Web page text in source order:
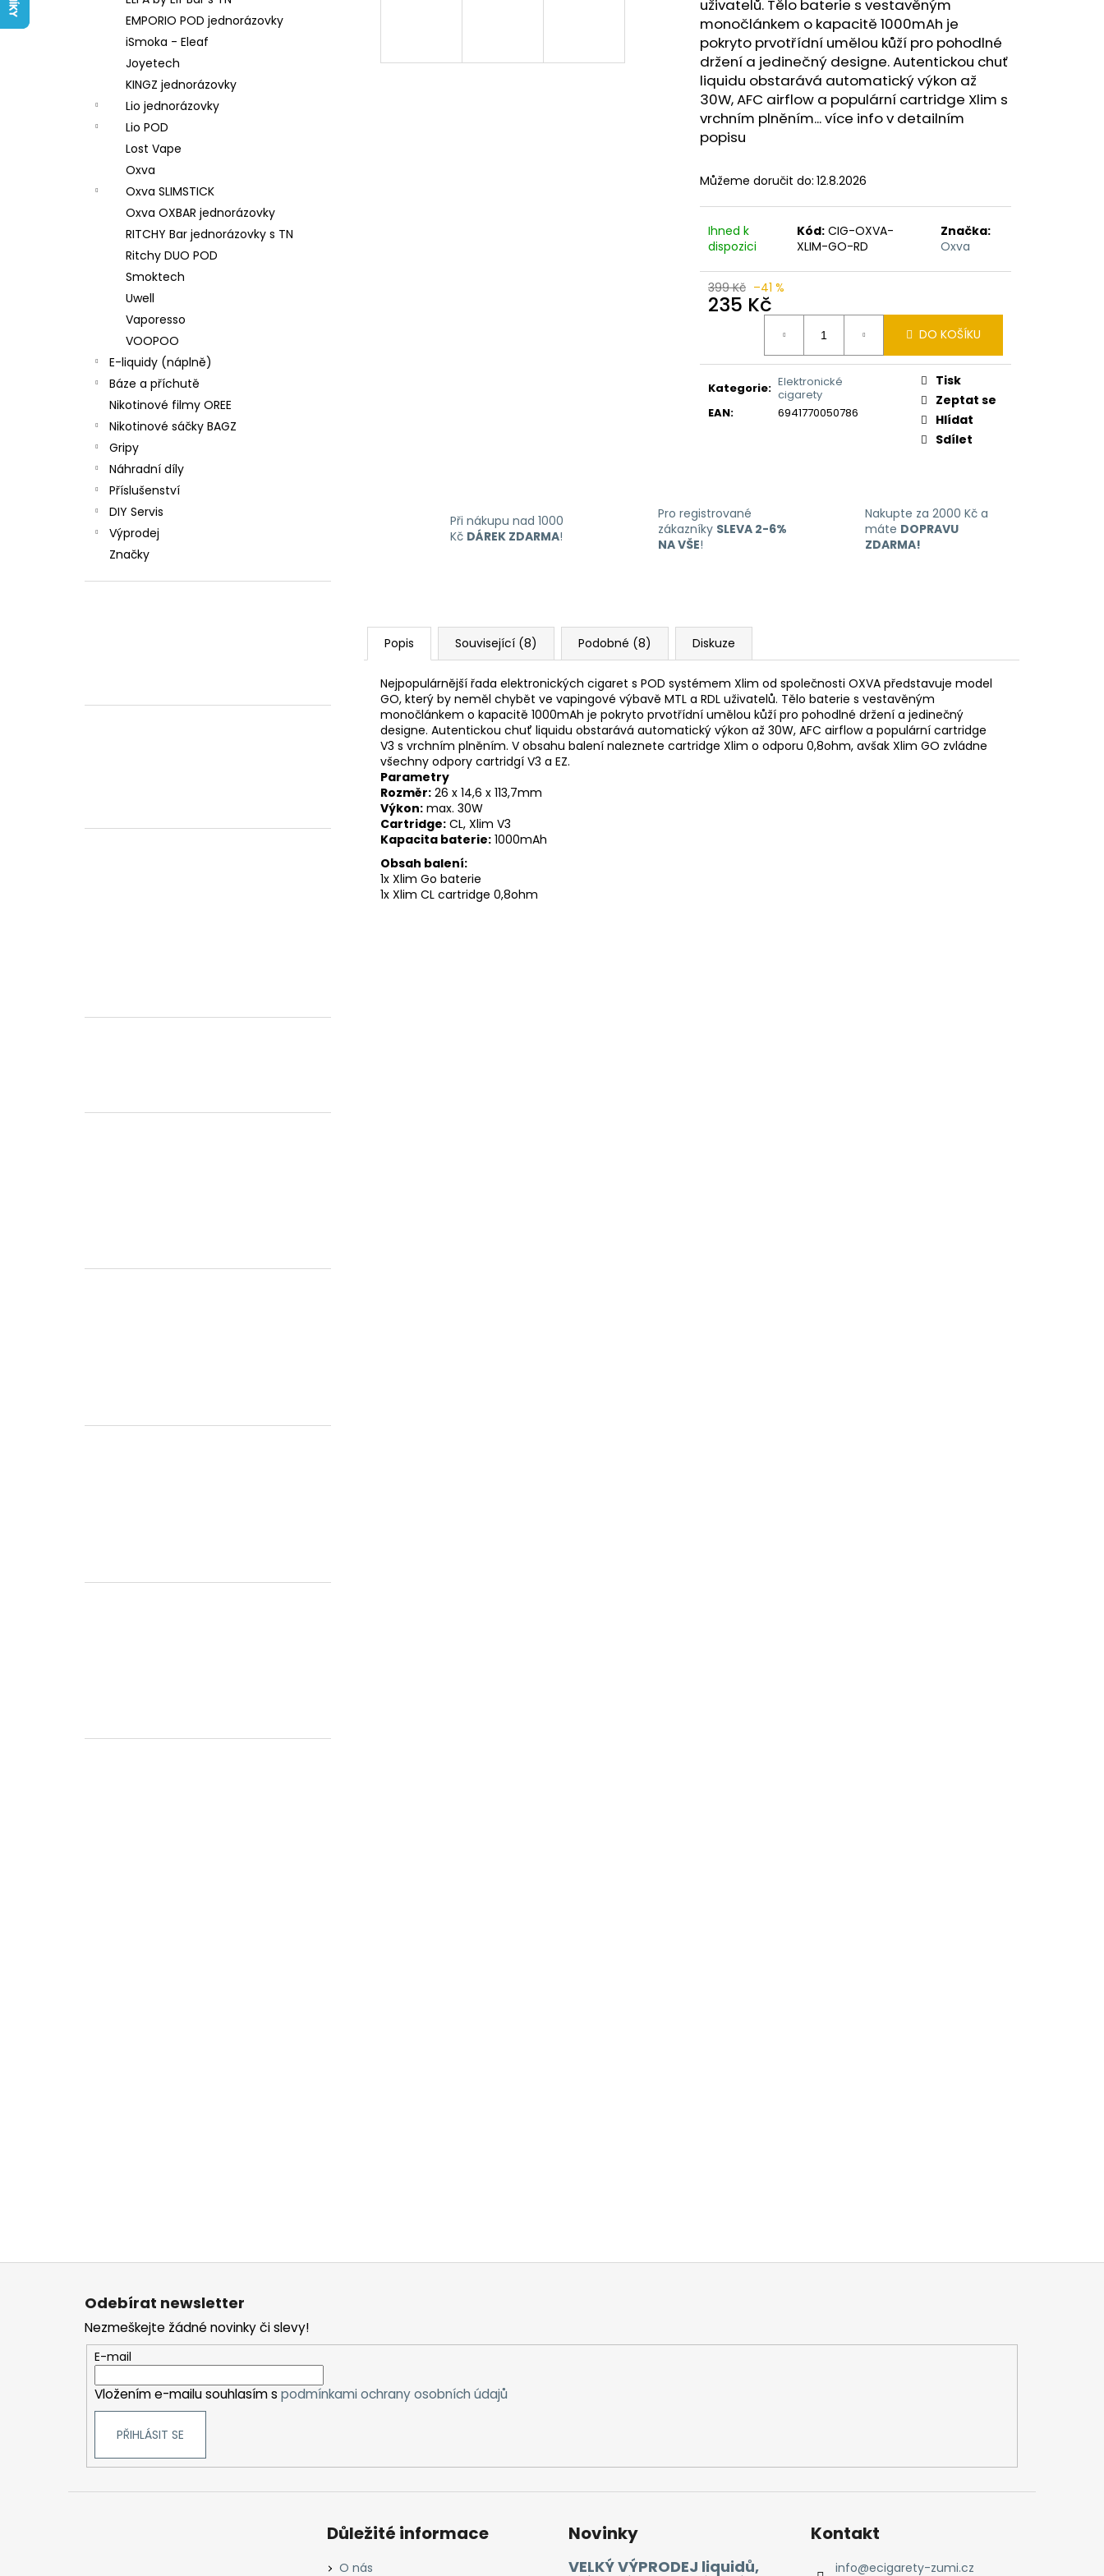
EMPORIO POD jednorázovky
iSmoka - Eleaf
Joyetech
KINGZ jednorázovky
Lio jednorázovky
Lio POD
Lost Vape
Oxva
Oxva SLIMSTICK
Oxva OXBAR jednorázovky
RITCHY Bar jednorázovky s TN
Ritchy DUO POD
Smoktech
Uwell
Vaporesso
VOOPOO
E-liquidy (náplně)
Báze a příchutě
Nikotinové filmy OREE
Nikotinové sáčky BAGZ
Gripy
Náhradní díly
Příslušenství
DIY Servis
Výprodej
Značky
uživatelů. Tělo baterie s vestavěným
monočlánkem o kapacitě 1000mAh je
pokryto prvotřídní umělou kůží pro pohodlné
držení a jedinečný designe. Autentickou chuť
liquidu obstarává automatický výkon až
30W, AFC airflow a populární cartridge Xlim s
vrchním plněním... více info v detailním
popisu
Můžeme doručit do: 12.8.2026
Ihned k
dispozici
Kód: CIG-OXVA-
XLIM-GO-RD
Značka:
Oxva
399 Kč –41 %
235 Kč
DO KOŠÍKU
Kategorie: Elektronické
cigarety
EAN: 6941770050786
Tisk
Zeptat se
Hlídat
Sdílet
Při nákupu nad 1000
Kč DÁREK ZDARMA!
Pro registrované
zákazníky SLEVA 2-6%
NA VŠE!
Nakupte za 2000 Kč a
máte DOPRAVU
ZDARMA!
Popis Související (8) Podobné (8) Diskuze
Nejpopulárnější řada elektronických cigaret s POD systémem Xlim od společnosti OXVA představuje model
GO, který by neměl chybět ve vapingové výbavě MTL a RDL uživatelů. Tělo baterie s vestavěným
monočlánkem o kapacitě 1000mAh je pokryto prvotřídní umělou kůží pro pohodlné držení a jedinečný
designe. Autentickou chuť liquidu obstarává automatický výkon až 30W, AFC airflow a populární cartridge
V3 s vrchním plněním. V obsahu balení naleznete cartridge Xlim o odporu 0,8ohm, avšak Xlim GO zvládne
všechny odpory cartridgí V3 a EZ.
Parametry
Rozměr: 26 x 14,6 x 113,7mm
Výkon: max. 30W
Cartridge: CL, Xlim V3
Kapacita baterie: 1000mAh
Obsah balení:
1x Xlim Go baterie
1x Xlim CL cartridge 0,8ohm
LIQUID ARAMAX 4PACK CIGAR
TOBACCO 4X10ML-18MG
558 Kč
LIQUID LIQUA AMERICAN BLEND 10ML-
6MG (AMERICKÝ MÍCHANÝ TABÁK)
Odebírat newsletter
Nezmeškejte žádné novinky či slevy!
E-mail
Vložením e-mailu souhlasím s podmínkami ochrany osobních údajů
PŘIHLÁSIT SE
Důležité informace
O nás
Novinky
VELKÝ VÝPRODEJ liquidů,
Kontakt
info@ecigarety-zumi.cz